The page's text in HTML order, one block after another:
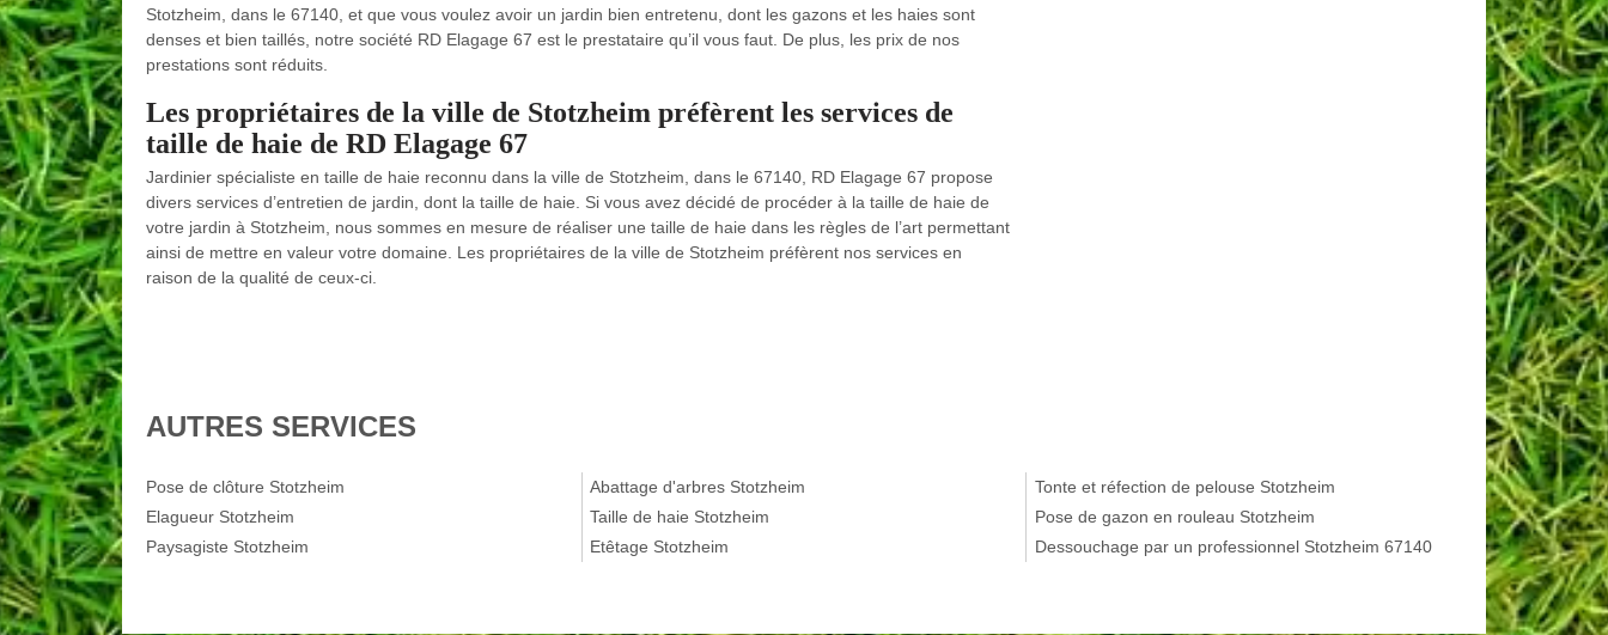
Stotzheim, dans le 67140, et que vous voulez avoir un jardin bien entretenu, dont les gazons et les haies sont
denses et bien taillés, notre société RD Elagage 67 est le prestataire qu’il vous faut. De plus, les prix de nos
prestations sont réduits.
Les propriétaires de la ville de Stotzheim préfèrent les services de
taille de haie de RD Elagage 67
Jardinier spécialiste en taille de haie reconnu dans la ville de Stotzheim, dans le 67140, RD Elagage 67 propose
divers services d’entretien de jardin, dont la taille de haie. Si vous avez décidé de procéder à la taille de haie de
votre jardin à Stotzheim, nous sommes en mesure de réaliser une taille de haie dans les règles de l’art permettant
ainsi de mettre en valeur votre domaine. Les propriétaires de la ville de Stotzheim préfèrent nos services en
raison de la qualité de ceux-ci.
AUTRES SERVICES
Pose de clôture Stotzheim
Elagueur Stotzheim
Paysagiste Stotzheim
Abattage d'arbres Stotzheim
Taille de haie Stotzheim
Etêtage Stotzheim
Tonte et réfection de pelouse Stotzheim
Pose de gazon en rouleau Stotzheim
Dessouchage par un professionnel Stotzheim 67140